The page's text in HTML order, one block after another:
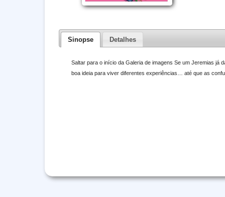
Sinopse Detalhes
Saltar para o início da Galeria de imagens Se um Jeremias já
boa ideia para viver diferentes experiências… até que as